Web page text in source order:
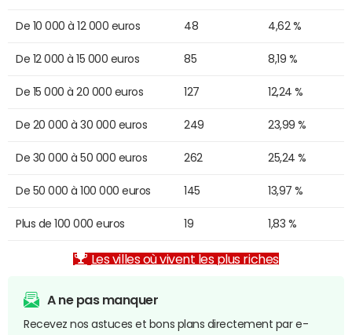
De 10 000 à 12 000 euros 48 4,62 %
De 12 000 à 15 000 euros 85 8,19 %
De 15 000 à 20 000 euros 127 12,24 %
De 20 000 à 30 000 euros 249 23,99 %
De 30 000 à 50 000 euros 262 25,24 %
De 50 000 à 100 000 euros 145 13,97 %
Plus de 100 000 euros 19 1,83 %
Les villes où vivent les plus riches
A ne pas manquer
Recevez nos astuces et bons plans directement par e-